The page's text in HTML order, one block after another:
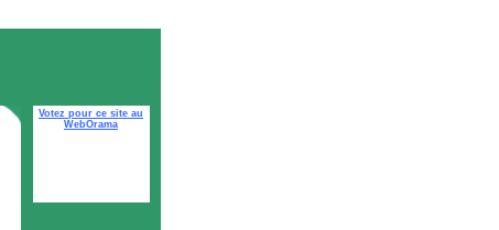
Votez pour ce site au
WebOrama